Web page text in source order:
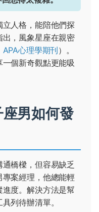
人格，能陪他們探
，風象星座在親密
APA心理學期刊）。
個新奇觀點更能吸
男如何發
橋樑，但容易缺乏
案經理，他總能輕
度。解決方法是幫
列待辦清單。